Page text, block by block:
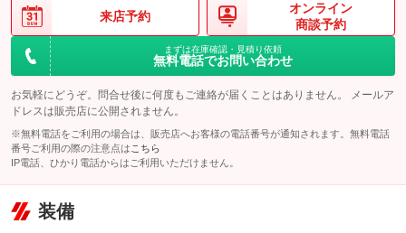
来店予約
オンライン
商談予約
まずは在庫確認・見積り依頼
無料電話でお問い合わせ
お気軽にどうぞ。問合せ後に何度もご連絡が届くことはありません。 メールア
ドレスは販売店に公開されません。
※無料電話をご利用の場合は、販売店へお客様の電話番号が通知されます。無料電話
番号ご利用の際の注意点は こちら
IP電話、ひかり電話からはご利用いただけません。
装備